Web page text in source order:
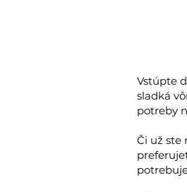
Vstúpte
sladká
potreby
Či už ste